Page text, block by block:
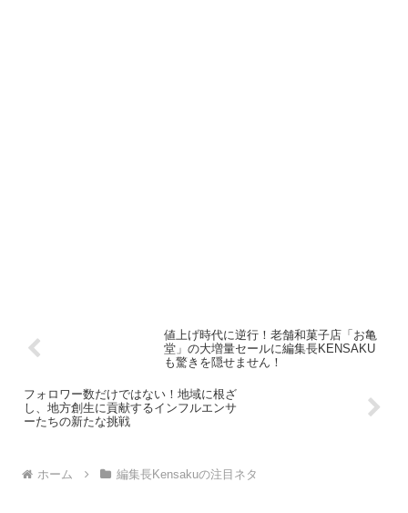
値上げ時代に逆行！老舗和菓子店「お亀
堂」の大増量セールに編集長KENSAKU
も驚きを隠せません！
フォロワー数だけではない！地域に根ざ
し、地方創生に貢献するインフルエンサ
ーたちの新たな挑戦
ホーム 編集長Kensakuの注目ネタ